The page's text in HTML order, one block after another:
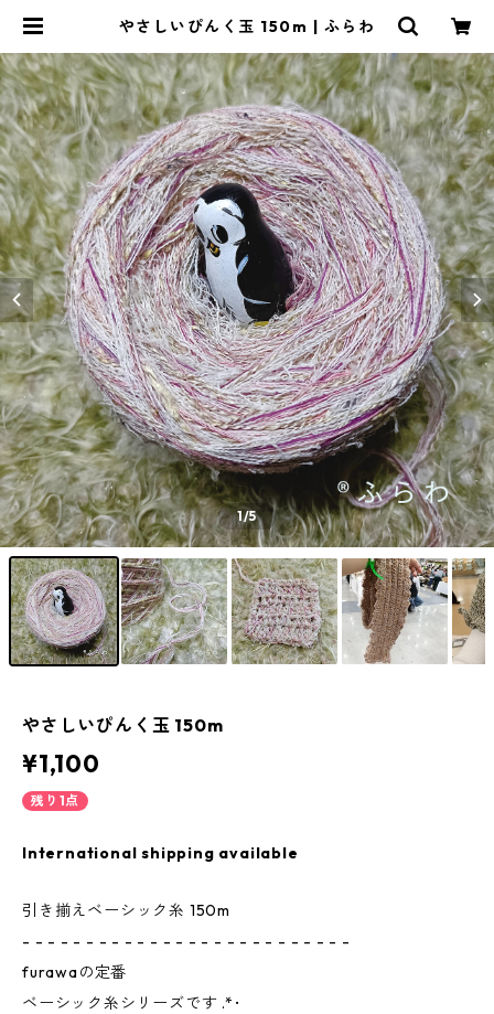
やさしいぴんく玉 150m | ふらわ
1/5
やさしいぴんく玉 150m
¥1,100
残り1点
International shipping available
引き揃えベーシック糸 150m
- - - - - - - - - - - - - - - - - - - - - - - - - -
furawaの定番
ベーシック糸シリーズです .*･